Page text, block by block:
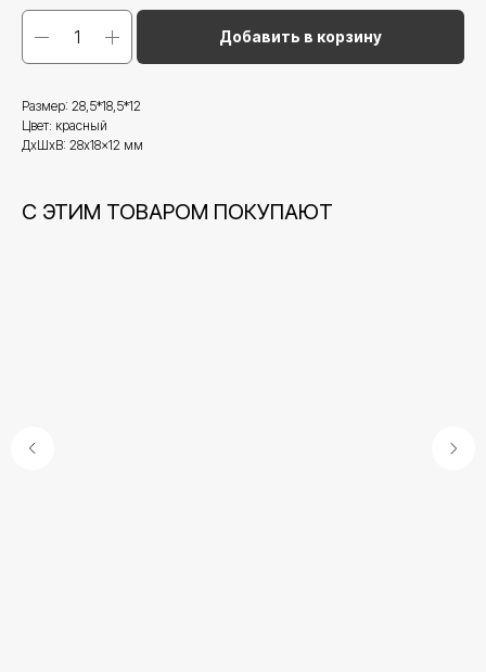
Добавить в корзину
Размер: 28,5*18,5*12
Цвет: красный
ДxШxВ: 28x18x12 мм
С ЭТИМ ТОВАРОМ ПОКУПАЮТ